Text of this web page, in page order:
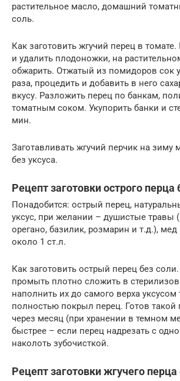
растительное масло, домашний
соль.
Как заготовить жгучий перец в
и удалить плодоножки, на
обжарить. Отжатый из помидоров сок
раза, процедить и добавить в него
вкусу. Разложить перец по банкам,
томатным соком. Укупорить банки и
мин.
Заготавливать жгучий перчик на зиму
без уксуса.
Рецепт заготовки острого перца
Понадобится: острый перец,
уксус, при желании – душистые травы
орегано, базилик, розмарин и т.д.), мед
около 1 ст.л.
Как заготовить острый перец без
промыть плотно сложить в
наполнить их до самого верха уксусом
полностью покрыл перец. Готов такой
через месяц (при хранении в темном
быстрее – если перец надрезать с
наколоть зубочисткой.
Рецепт заготовки жгучего перца